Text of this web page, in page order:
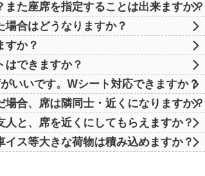
また座席を指定することは出来ますか？
場合はどうなりますか？
すか？
はできますか？
いいです。Wシート対応できますか？
場合、席は隣同士・近くになりますか？
人と、席を近くにしてもらえますか？
イス等大きな荷物は積み込めますか？